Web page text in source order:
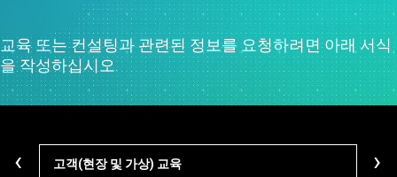
교육 또는 컨설팅과 관련된 정보를 요청하려면 아래 서식
을 작성하십시오.
고객(현장 및 가상) 교육 학
‹ ›